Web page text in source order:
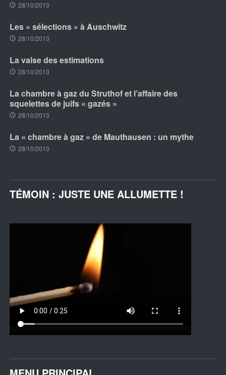
28/10/2013
Les « sélections » à Auschwitz
28/10/2013
La valse des estimations
28/10/2013
La chambre à gaz du Struthof et l’affaire des
squelettes de juifs « gazés »
28/10/2013
La « chambre à gaz » de Mauthausen : un mythe
28/10/2013
TÉMOIN : JUSTE UNE ALLUMETTE !